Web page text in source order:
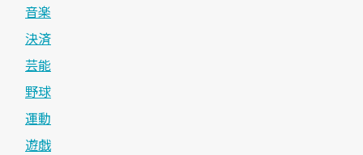
音楽
決済
芸能
野球
運動
遊戯